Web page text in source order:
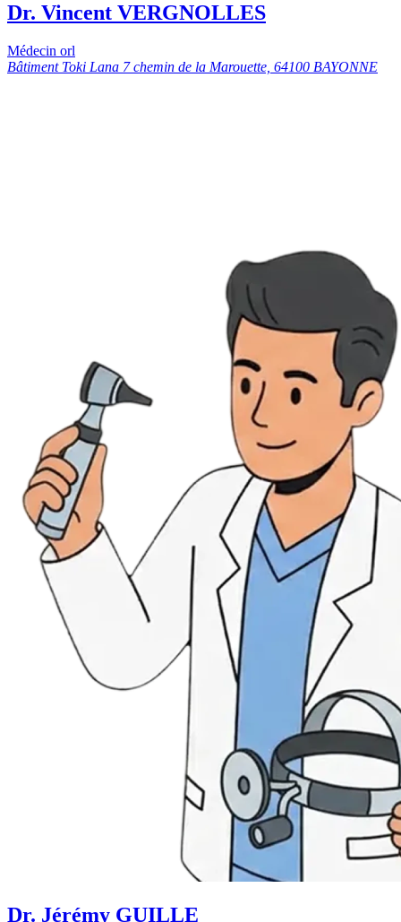
Dr. Vincent VERGNOLLES
Médecin orl
Bâtiment Toki Lana 7 chemin de la Marouette, 64100 BAYONNE
Dr. Jérémy GUILLE